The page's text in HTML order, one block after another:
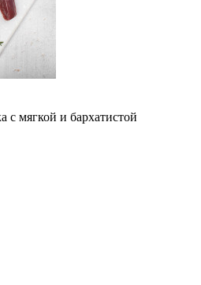
с мягкой и бархатистой